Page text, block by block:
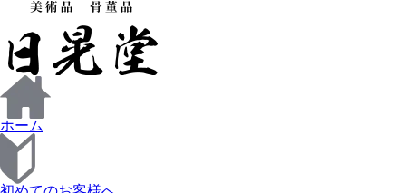
ホーム